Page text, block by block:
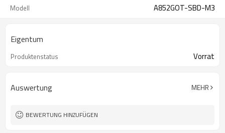
Modell A852GOT-SBD-M3
Eigentum
Produktenstatus Vorrat
Auswertung MEHR
BEWERTUNG HINZUFÜGEN